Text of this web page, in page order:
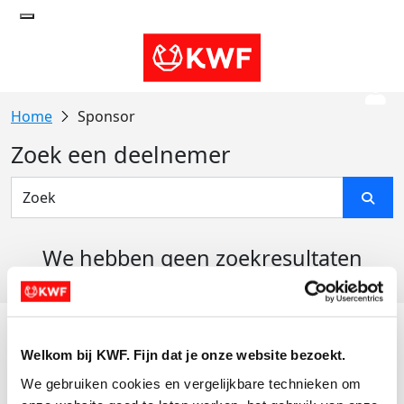
Welkom bij KWF. Fijn dat je onze website bezoekt.
We gebruiken cookies en vergelijkbare technieken om
Sponsor
Zoek een deelnemer
We hebben geen zoekresultaten
Actiematerialen
Evenementen